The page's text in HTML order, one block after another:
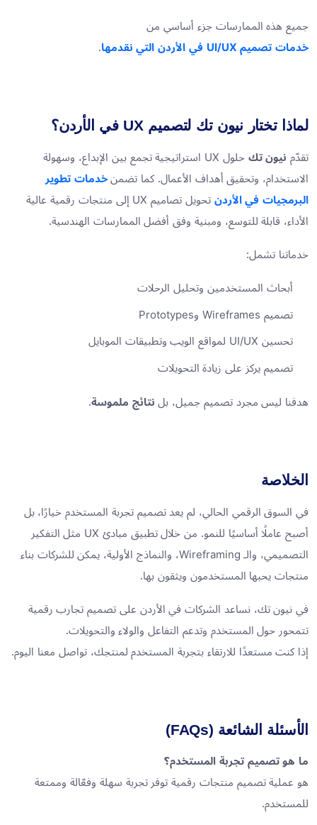
جميع هذه الممارسات جزء أساسي من
خدمات تصميم UI/UX في الأردن التي نقدمها
.
لماذا تختار نيون تك لتصميم UX في الأردن؟
تقدّمنيون تك
حلول UX استراتيجية تجمع بين الإبداع، وسهولة
الاستخدام، وتحقيق أهداف الأعمال. كما تضمنخدمات تطوير
البرمجيات في الأردن
تحويل تصاميم UX إلى منتجات رقمية عالية
الأداء، قابلة للتوسع، ومبنية وفق أفضل الممارسات الهندسية.
خدماتنا تشمل:
أبحاث المستخدمين وتحليل الرحلات
تصميم Wireframes وPrototypes
تحسين UI/UX لمواقع الويب وتطبيقات الموبايل
تصميم يركز على زيادة التحويلات
هدفنا ليس مجرد تصميم جميل، بلنتائج ملموسة.
الخلاصة
في السوق الرقمي الحالي، لم يعد تصميم تجربة المستخدم خيارًا، بل
أصبح عاملًا أساسيًا للنمو. من خلال تطبيق مبادئ UX مثل التفكير
التصميمي، والـ Wireframing، والنماذج الأولية، يمكن للشركات بناء
منتجات يحبها المستخدمون ويثقون بها.
في نيون تك، نساعد الشركات في الأردن على تصميم تجارب رقمية
تتمحور حول المستخدم وتدعم التفاعل والولاء والتحويلات.
إذا كنت مستعدًا للارتقاء بتجربة المستخدم لمنتجك، تواصل معنا اليوم.
الأسئلة الشائعة (FAQs)
ما هو تصميم تجربة المستخدم؟
هو عملية تصميم منتجات رقمية توفر تجربة سهلة وفعّالة وممتعة
للمستخدم.